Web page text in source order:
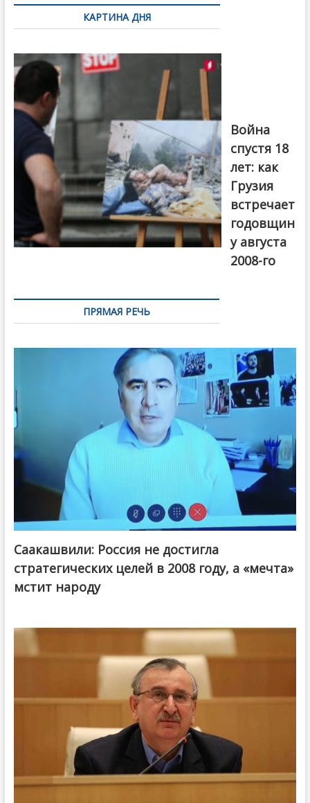
записямКАРТИНА ДНЯ
Первый канал
Война
спустя 18
лет: как
Грузия
встречает
годовщин
у августа
2008-го
ПРЯМАЯ РЕЧЬ
Саакашвили: Россия не достигла
стратегических целей в 2008 году, а «мечта»
мстит народу